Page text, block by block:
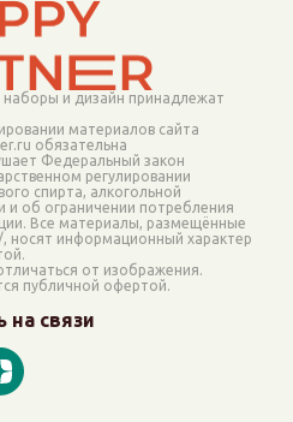
наборы и дизайн принадлежат
материалов сайта
обязательна
Федеральный закон
регулировании
спирта, алкогольной
и об ограничении потребления
Все материалы, размещённые
носят информационный характер
от изображения.
публичной офертой.
на связи